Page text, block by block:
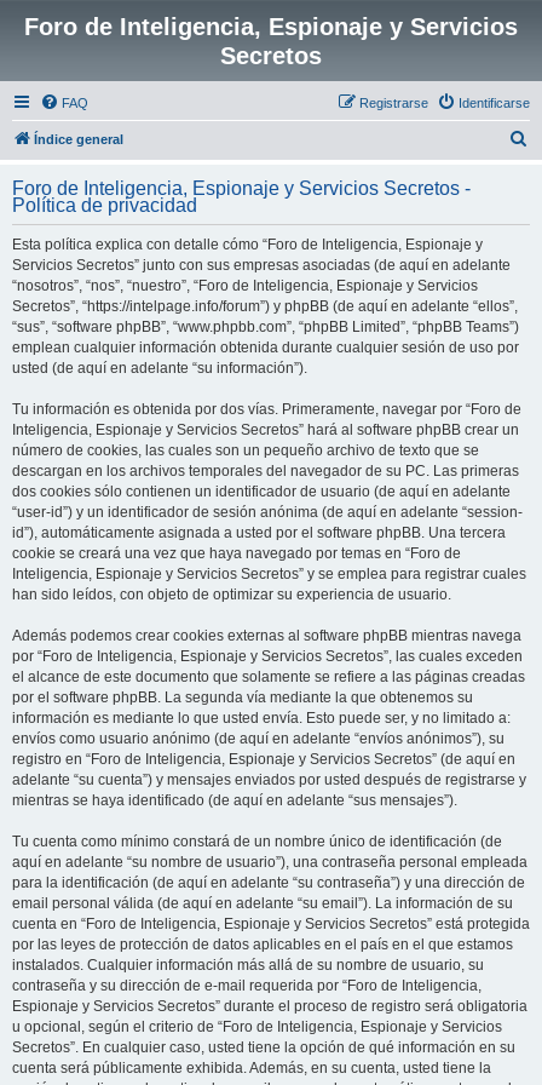
Foro de Inteligencia, Espionaje y Servicios
Secretos
FAQ Identificarse
Registrarse
Índice general
c
Foro de Inteligencia, Espionaje y Servicios Secretos -
Política de privacidad
Esta política explica con detalle cómo “Foro de Inteligencia, Espionaje y
Servicios Secretos” junto con sus empresas asociadas (de aquí en adelante
“nosotros”, “nos”, “nuestro”, “Foro de Inteligencia, Espionaje y Servicios
Secretos”, “https://intelpage.info/forum”) y phpBB (de aquí en adelante “ellos”,
“sus”, “software phpBB”, “www.phpbb.com”, “phpBB Limited”, “phpBB Teams”)
emplean cualquier información obtenida durante cualquier sesión de uso por
usted (de aquí en adelante “su información”).
Tu información es obtenida por dos vías. Primeramente, navegar por “Foro de
Inteligencia, Espionaje y Servicios Secretos” hará al software phpBB crear un
número de cookies, las cuales son un pequeño archivo de texto que se
descargan en los archivos temporales del navegador de su PC. Las primeras
dos cookies sólo contienen un identificador de usuario (de aquí en adelante
“user-id”) y un identificador de sesión anónima (de aquí en adelante “session-
id”), automáticamente asignada a usted por el software phpBB. Una tercera
cookie se creará una vez que haya navegado por temas en “Foro de
Inteligencia, Espionaje y Servicios Secretos” y se emplea para registrar cuales
han sido leídos, con objeto de optimizar su experiencia de usuario.
Además podemos crear cookies externas al software phpBB mientras navega
por “Foro de Inteligencia, Espionaje y Servicios Secretos”, las cuales exceden
el alcance de este documento que solamente se refiere a las páginas creadas
por el software phpBB. La segunda vía mediante la que obtenemos su
información es mediante lo que usted envía. Esto puede ser, y no limitado a:
envíos como usuario anónimo (de aquí en adelante “envíos anónimos”), su
registro en “Foro de Inteligencia, Espionaje y Servicios Secretos” (de aquí en
adelante “su cuenta”) y mensajes enviados por usted después de registrarse y
mientras se haya identificado (de aquí en adelante “sus mensajes”).
Tu cuenta como mínimo constará de un nombre único de identificación (de
aquí en adelante “su nombre de usuario”), una contraseña personal empleada
para la identificación (de aquí en adelante “su contraseña”) y una dirección de
email personal válida (de aquí en adelante “su email”). La información de su
cuenta en “Foro de Inteligencia, Espionaje y Servicios Secretos” está protegida
por las leyes de protección de datos aplicables en el país en el que estamos
instalados. Cualquier información más allá de su nombre de usuario, su
contraseña y su dirección de e-mail requerida por “Foro de Inteligencia,
Espionaje y Servicios Secretos” durante el proceso de registro será obligatoria
u opcional, según el criterio de “Foro de Inteligencia, Espionaje y Servicios
Secretos”. En cualquier caso, usted tiene la opción de qué información en su
cuenta será públicamente exhibida. Además, en su cuenta, usted tiene la